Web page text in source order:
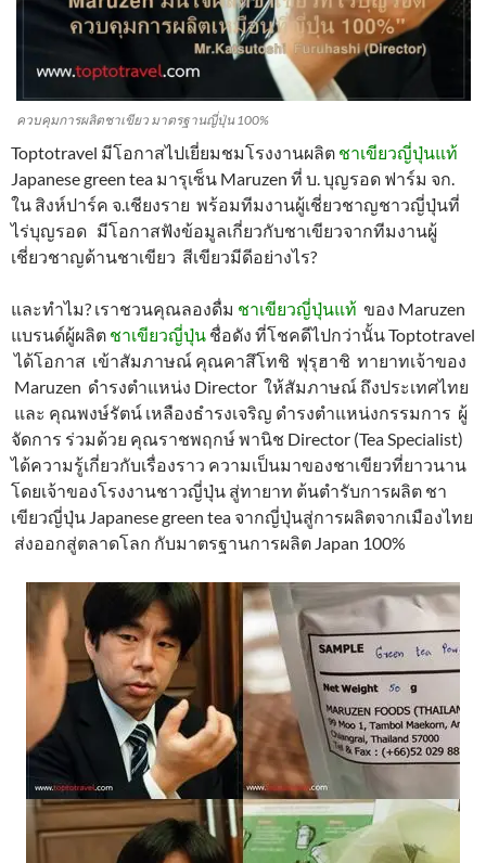
ควบคุมการผลิตชาเขียว มาตรฐานญี่ปุ่น 100%
Toptotravel มีโอกาสไปเยี่ยมชมโรงงานผลิต ชาเขียวญี่ปุ่นแท้
Japanese green tea มารุเซ็น Maruzen ที่ บ. บุญรอด ฟาร์ม จก.
ใน สิงห์ปาร์ค จ.เชียงราย พร้อมทีมงานผู้เชี่ยวชาญชาวญี่ปุ่นที่
ไร่บุญรอด มีโอกาสฟังข้อมูลเกี่ยวกับชาเขียวจากทีมงานผู้
เชี่ยวชาญด้านชาเขียว สีเขียวมีดีอย่างไร?
และทำไม? เราชวนคุณลองดื่ม ชาเขียวญี่ปุ่นแท้ ของ Maruzen
แบรนด์ผู้ผลิต ชาเขียวญี่ปุ่น ชื่อดัง ที่โชคดีไปกว่านั้น Toptotravel
ได้โอกาส เข้าสัมภาษณ์ คุณคาสึโทชิ ฟุรุฮาชิ ทายาทเจ้าของ
Maruzen ดำรงตำแหน่ง Director ให้สัมภาษณ์ ถึงประเทศไทย
และ คุณพงษ์รัตน์ เหลืองธำรงเจริญ ดำรงตำแหน่งกรรมการ ผู้
จัดการ ร่วมด้วย คุณราชพฤกษ์ พานิช Director (Tea Specialist)
ได้ความรู้เกี่ยวกับเรื่องราว ความเป็นมาของชาเขียวที่ยาวนาน
โดยเจ้าของโรงงานชาวญี่ปุ่น สู่ทายาท ต้นตำรับการผลิต ชา
เขียวญี่ปุ่น Japanese green tea จากญี่ปุ่นสู่การผลิตจากเมืองไทย
ส่งออกสู่ตลาดโลก กับมาตรฐานการผลิต Japan 100%